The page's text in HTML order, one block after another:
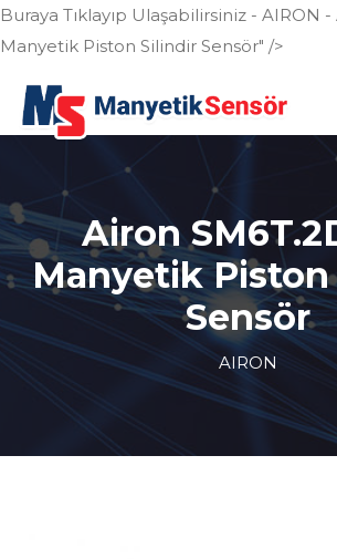
Buraya Tıklayıp Ulaşabilirsiniz - AIRON
Manyetik Piston Silindir Sensör" />
Airon
Manyetik
Sensör
AIRON